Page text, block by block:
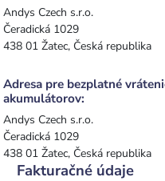
Andys Czech s.r.o.
Čeradická 1029
438 01 Žatec, Česká republika
Adresa pre bezplatné
akumulátorov:
Andys Czech s.r.o.
Čeradická 1029
438 01 Žatec, Česká republika
Fakturačné údaje